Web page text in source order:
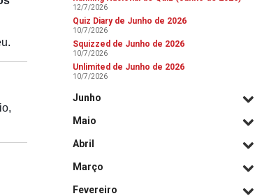
12/7/2026
Quiz Diary de Junho de 2026
10/7/2026
Squizzed de Junho de 2026
10/7/2026
Unlimited de Junho de 2026
10/7/2026
Junho
Maio
Abril
Março
Fevereiro